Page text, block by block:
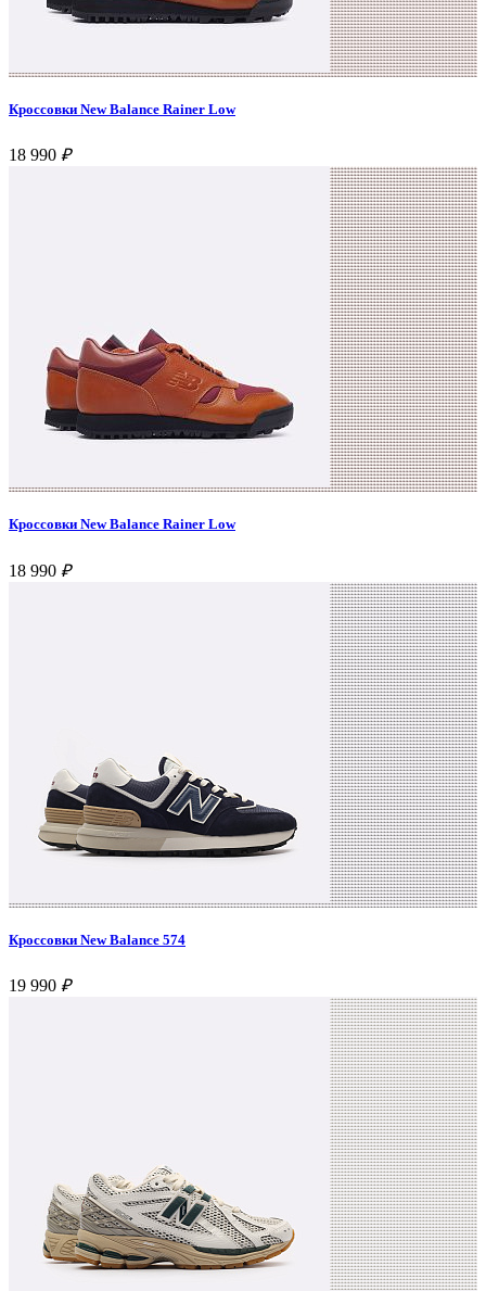
Кроссовки New Balance Rainer Low
18 990 ₽
Кроссовки New Balance Rainer Low
18 990 ₽
Кроссовки New Balance 574
19 990 ₽